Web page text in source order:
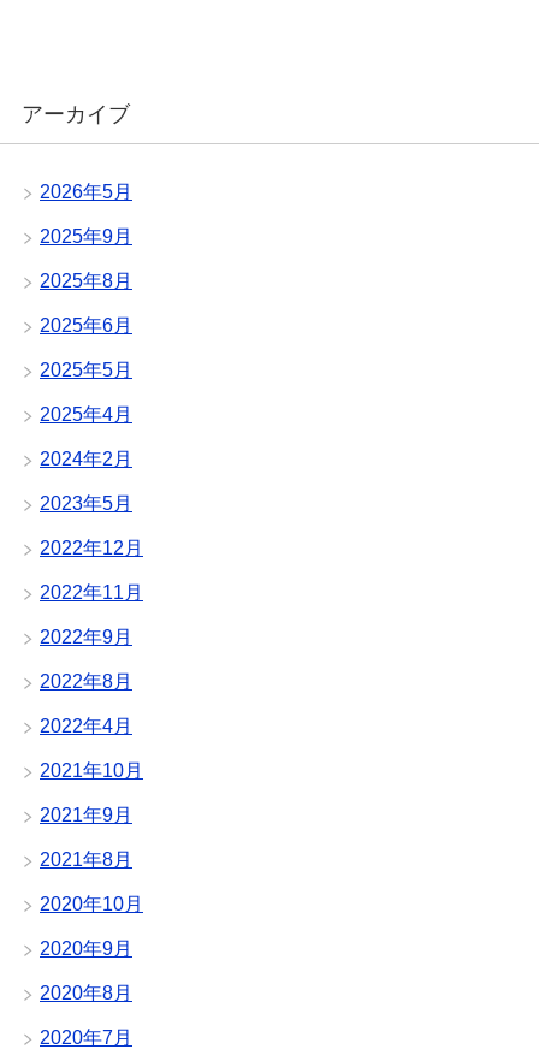
アーカイブ
2026年5月
2025年9月
2025年8月
2025年6月
2025年5月
2025年4月
2024年2月
2023年5月
2022年12月
2022年11月
2022年9月
2022年8月
2022年4月
2021年10月
2021年9月
2021年8月
2020年10月
2020年9月
2020年8月
2020年7月